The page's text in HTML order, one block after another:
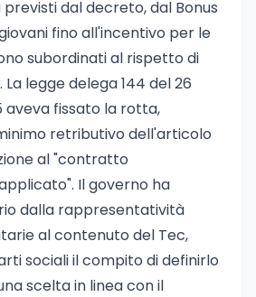
dal decreto, dal Bonus
fino all'incentivo per le
subordinati al rispetto di
legge delega 144 del 26
fissato la rotta,
retributivo dell'articolo
al "contratto
Il governo ha
dalla rappresentatività
al contenuto del Tec,
sociali il compito di definirlo
scelta in linea con il